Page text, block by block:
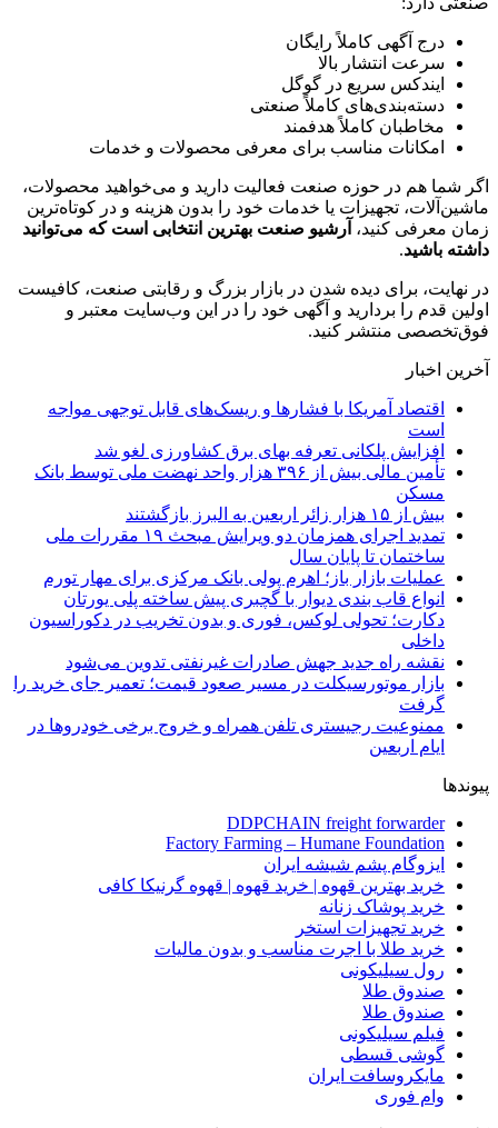
درج آگهی کاملاً رایگان
سرعت انتشار بالا
ایندکس سریع در گوگل
دسته‌بندی‌های کاملاً صنعتی
مخاطبان کاملاً هدفمند
امکانات مناسب برای معرفی محصولات و خدمات
اگر شما هم در حوزه صنعت فعالیت دارید و می‌خواهید محصولات،
ماشین‌آلات، تجهیزات یا خدمات خود را بدون هزینه و در کوتاه‌ترین
زمان معرفی کنید، آرشیو صنعت بهترین انتخابی است که می‌توانید
داشته باشید.
در نهایت، برای دیده شدن در بازار بزرگ و رقابتی صنعت، کافیست
اولین قدم را بردارید و آگهی خود را در این وب‌سایت معتبر و
فوق‌تخصصی منتشر کنید.
آخرین اخبار
اقتصاد آمریکا با فشارها و ریسک‌های قابل توجهی مواجه
است
افزایش پلکانی تعرفه بهای برق کشاورزی لغو شد
تأمین مالی بیش از ۳۹۶ هزار واحد نهضت ملی توسط بانک
مسکن
بیش از ۱۵ هزار زائر اربعین به البرز بازگشتند
تمدید اجرای همزمان دو ویرایش مبحث ۱۹ مقررات ملی
ساختمان تا پایان سال
عملیات بازار باز؛ اهرم پولی بانک مرکزی برای مهار تورم
انواع قاب بندی دیوار با گچبری پیش ساخته پلی یورتان
دکارت؛ تحولی لوکس، فوری و بدون تخریب در دکوراسیون
داخلی
نقشه راه جدید جهش صادرات غیرنفتی تدوین می‌شود
بازار موتورسیکلت در مسیر صعود قیمت؛ تعمیر جای خرید را
گرفت
ممنوعیت رجیستری تلفن همراه و خروج برخی خودروها در
ایام اربعین
پیوندها
DDPCHAIN freight forwarder
Factory Farming – Humane Foundation
ایزوگام پشم شیشه ایران
خرید بهترین قهوه | خرید قهوه | قهوه گرنیکا کافی
خرید پوشاک زنانه
خرید تجهیزات استخر
خرید طلا با اجرت مناسب و بدون مالیات
رول سیلیکونی
صندوق طلا
صندوق طلا
فیلم سیلیکونی
گوشی قسطی
مایکروسافت ایران
وام فوری